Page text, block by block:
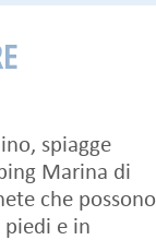
spiagge
Marina di
che possono
piedi e in